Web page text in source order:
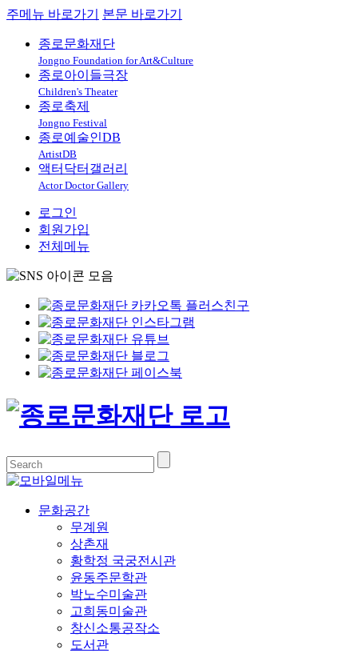
주메뉴 바로가기 본문 바로가기
종로문화재단
Jongno Foundation for Art&Culture
종로아이들극장
Children's Theater
종로축제
Jongno Festival
종로예술인DB
ArtistDB
액터닥터갤러리
Actor Doctor Gallery
로그인
회원가입
전체메뉴
문화공간
무계원
상촌재
황학정 국궁전시관
윤동주문학관
박노수미술관
고희동미술관
창신소통공작소
도서관